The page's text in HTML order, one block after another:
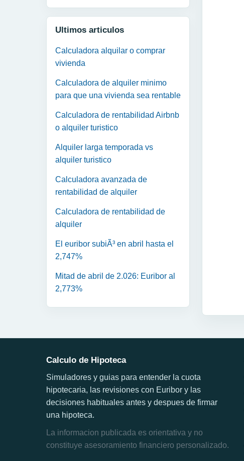
Ultimos articulos
Calculadora alquilar o comprar
vivienda
Calculadora de alquiler minimo
para que una vivienda sea rentable
Calculadora de rentabilidad Airbnb
o alquiler turistico
Alquiler larga temporada vs
alquiler turistico
Calculadora avanzada de
rentabilidad de alquiler
Calculadora de rentabilidad de
alquiler
El euribor subiÃ³ en abril hasta el
2,747%
Mitad de abril de 2.026: Euribor al
2,773%
Calculo de Hipoteca
Simuladores y guias para entender la cuota
hipotecaria, las revisiones con Euribor y las
decisiones habituales antes y despues de firmar
una hipoteca.
La informacion publicada es orientativa y no
constituye asesoramiento financiero personalizado.